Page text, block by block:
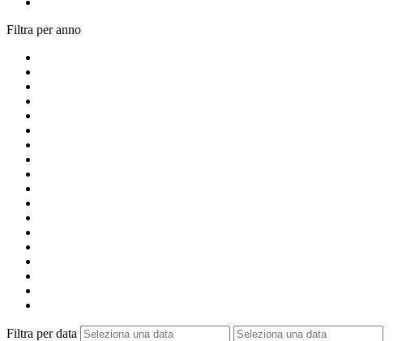
Filtra per anno
Filtra per data